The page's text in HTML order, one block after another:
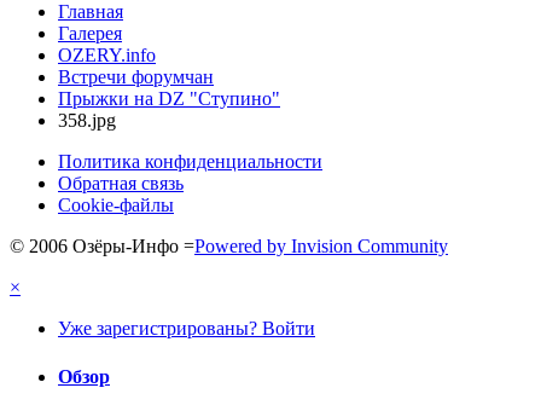
Главная
Галерея
OZERY.info
Встречи форумчан
Прыжки на DZ "Ступино"
358.jpg
Политика конфиденциальности
Обратная связь
Cookie-файлы
© 2006 Озёры-Инфо =Powered by Invision Community
×
Уже зарегистрированы? Войти
Обзор